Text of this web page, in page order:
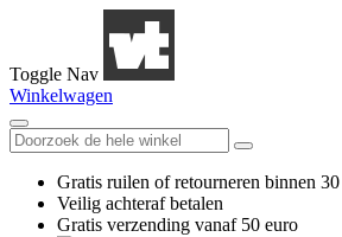
Toggle Nav
Winkelwagen
Gratis ruilen of retourneren binnen
Veilig achteraf betalen
Gratis verzending vanaf 50 euro